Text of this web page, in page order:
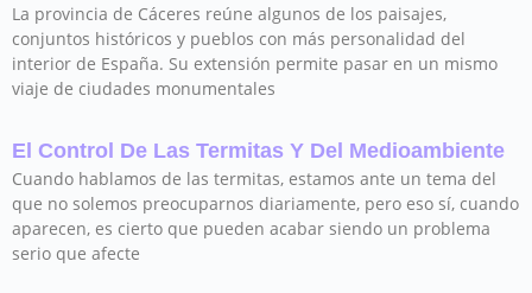
La provincia de Cáceres reúne algunos de los paisajes,
conjuntos históricos y pueblos con más personalidad del
interior de España. Su extensión permite pasar en un mismo
viaje de ciudades monumentales
El Control De Las Termitas Y Del Medioambiente
Cuando hablamos de las termitas, estamos ante un tema del
que no solemos preocuparnos diariamente, pero eso sí, cuando
aparecen, es cierto que pueden acabar siendo un problema
serio que afecte